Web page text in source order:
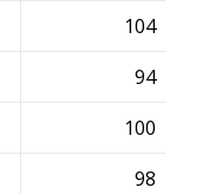
104
94
100
98